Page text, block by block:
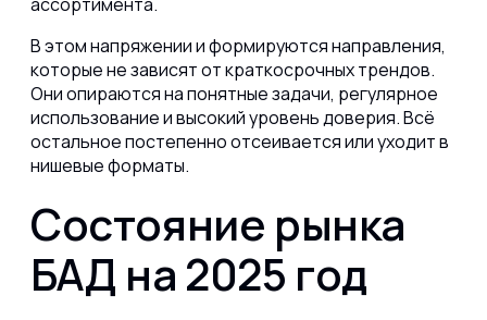
В этом напряжении и формируются направления,
которые не зависят от краткосрочных трендов.
Они опираются на понятные задачи, регулярное
использование и высокий уровень доверия. Всё
остальное постепенно отсеивается или уходит в
нишевые форматы.
Состояние рынка
БАД на 2025 год